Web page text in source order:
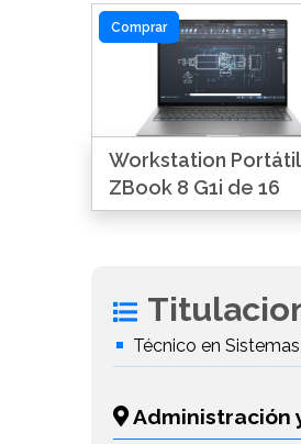
Comprar
Workstation Portátil
ZBook 8 G1i de 16
Técnico en
Administración